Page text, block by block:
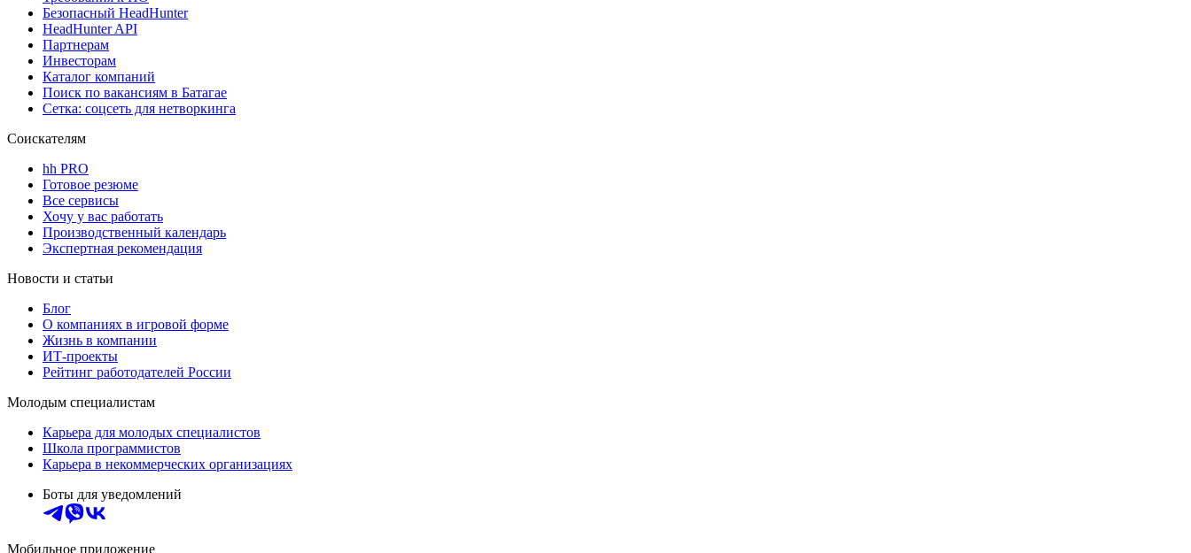
Безопасный HeadHunter
HeadHunter API
Партнерам
Инвесторам
Каталог компаний
Поиск по вакансиям в Батагае
Сетка: соцсеть для нетворкинга
Соискателям
hh PRO
Готовое резюме
Все сервисы
Хочу у вас работать
Производственный календарь
Экспертная рекомендация
Новости и статьи
Блог
О компаниях в игровой форме
Жизнь в компании
ИТ-проекты
Рейтинг работодателей России
Молодым специалистам
Карьера для молодых специалистов
Школа программистов
Карьера в некоммерческих организациях
Боты для уведомлений
Мобильное приложение